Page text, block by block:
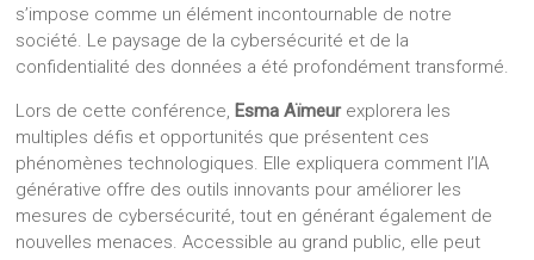
s’impose comme un élément incontournable de notre
société. Le paysage de la cybersécurité et de la
confidentialité des données a été profondément transformé.
Lors de cette conférence, Esma Aïmeur explorera les
multiples défis et opportunités que présentent ces
phénomènes technologiques. Elle expliquera comment l’IA
générative offre des outils innovants pour améliorer les
mesures de cybersécurité, tout en générant également de
nouvelles menaces. Accessible au grand public, elle peut